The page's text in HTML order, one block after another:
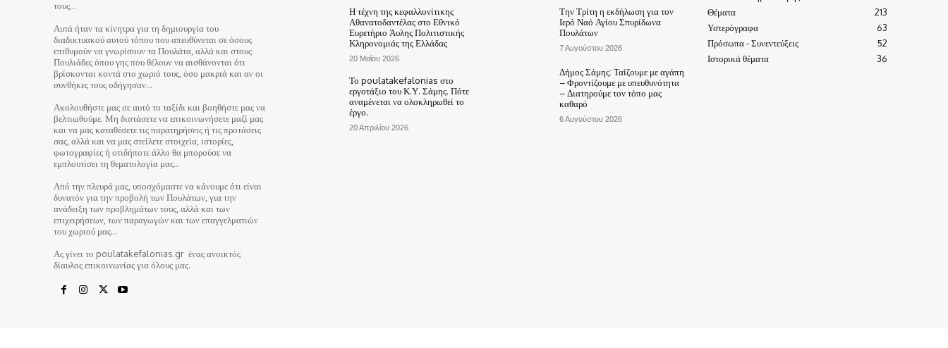
τους…
Αυτά ήταν τα κίνητρα για τη δημιουργία του
διαδικτυακού αυτού τόπου που απευθύνεται σε όσους
επιθυμούν να γνωρίσουν τα Πουλάτα, αλλά και στους
Πουλιάδες όπου γης που θέλουν να αισθάνονται ότι
βρίσκονται κοντά στο χωριό τους, όσο μακριά και αν οι
συνθήκες τους οδήγησαν…
Ακολουθήστε μας σε αυτό το ταξίδι και βοηθήστε μας να
βελτιωθούμε. Μη διστάσετε να επικοινωνήσετε μαζί μας
και να μας καταθέσετε τις παρατηρήσεις ή τις προτάσεις
σας, αλλά και να μας στείλετε στοιχεία, ιστορίες,
φωτογραφίες ή οτιδήποτε άλλο θα μπορούσε να
εμπλουτίσει τη θεματολογία μας…
Από την πλευρά μας, υποσχόμαστε να κάνουμε ότι είναι
δυνατόν για την προβολή των Πουλάτων, για την
ανάδειξη των προβλημάτων τους, αλλά και των
επιχειρήσεων, των παραγωγών και των επαγγελματιών
του χωριού μας…
Ας γίνει το poulatakefalonias.gr ένας ανοικτός
δίαυλος επικοινωνίας για όλους μας.
Η τέχνη της κεφαλλονίτικης
Αθανατοδαντέλας στο Εθνικό
Ευρετήριο Άυλης Πολιτιστικής
Κληρονομιάς της Ελλάδας
20 Μαΐου 2026
Το poulatakefalonias στο
εργοτάξιο του Κ.Υ. Σάμης. Πότε
αναμένεται να ολοκληρωθεί το
έργο.
20 Απριλίου 2026
Την Τρίτη η εκδήλωση για τον
Ιερό Ναό Αγίου Σπυρίδωνα
Πουλάτων
7 Αυγούστου 2026
Δήμος Σάμης: Ταΐζουμε με αγάπη
– Φροντίζουμε με υπευθυνότητα
– Διατηρούμε τον τόπο μας
καθαρό
6 Αυγούστου 2026
Θέματα
213
Υστερόγραφα
63
Πρόσωπα - Συνεντεύξεις
52
Ιστορικά θέματα
36